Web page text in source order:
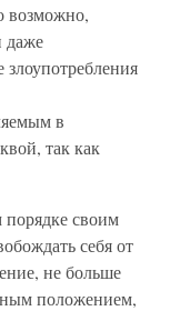
возможно,
даже
в
так как
порядке своим
себя от
не больше
положением,